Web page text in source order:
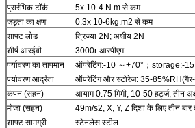
प्रारंभिक टॉर्क
5x 10-4 N.m से कम
जड़ता का क्षण
0.3x 10-6kg.m2 से कम
शाफ्ट लोड
त्रिज्या 2N; अक्षीय 2N
शीर्ष आरईवी
3000r आरपीएम
पर्यावरण का तापमान
ऑपरेटिंग:-10 ～+70°；storage:-
पर्यावरण आर्द्रता
ऑपरेटिंग और स्टोरेज: 35-
कंपन (सहन)
आयाम 0.75 मिमी, 10-50 हर्ट्ज, तीन
मोजा (सहन)
49m/s2, X, Y, Z दिशा के लिए तीन
शाफ्ट सामग्री
स्टेनलेस स्टील